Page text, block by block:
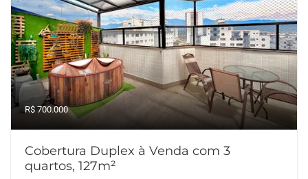
R$ 700.000
Cobertura Duplex à Venda com 3
quartos, 127m²